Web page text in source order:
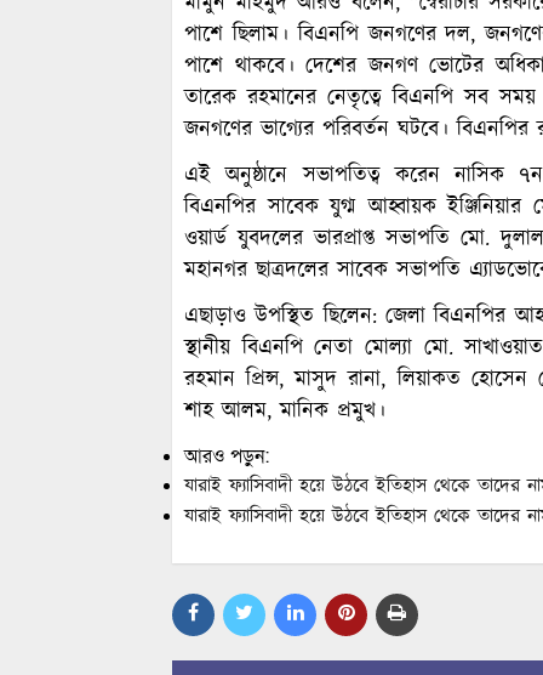
পাশে ছিলাম। বিএনপি জনগণের দল,
পাশে থাকবে। দেশের জনগণ ভোটের
তারেক রহমানের নেতৃত্বে বিএনপি সব
জনগণের ভাগ্যের পরিবর্তন ঘটবে।
এই অনুষ্ঠানে সভাপতিত্ব করেন নাসিক
বিএনপির সাবেক যুগ্ম আহ্বায়ক ইঞ্জিনিয়ার
ওয়ার্ড যুবদলের ভারপ্রাপ্ত সভাপতি মো.
মহানগর ছাত্রদলের সাবেক সভাপতি
এছাড়াও উপস্থিত ছিলেন: জেলা বিএনপির
স্থানীয় বিএনপি নেতা মোল্যা মো.
রহমান প্রিন্স, মাসুদ রানা, লিয়াকত
শাহ আলম, মানিক প্রমুখ।
আরও পড়ুন:
যারাই ফ্যাসিবাদী হয়ে উঠবে ইতিহাস থেকে তাদের
যারাই ফ্যাসিবাদী হয়ে উঠবে ইতিহাস থেকে তাদের